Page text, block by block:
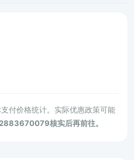
付价格统计。实际优惠政策可能
核实后再前往。